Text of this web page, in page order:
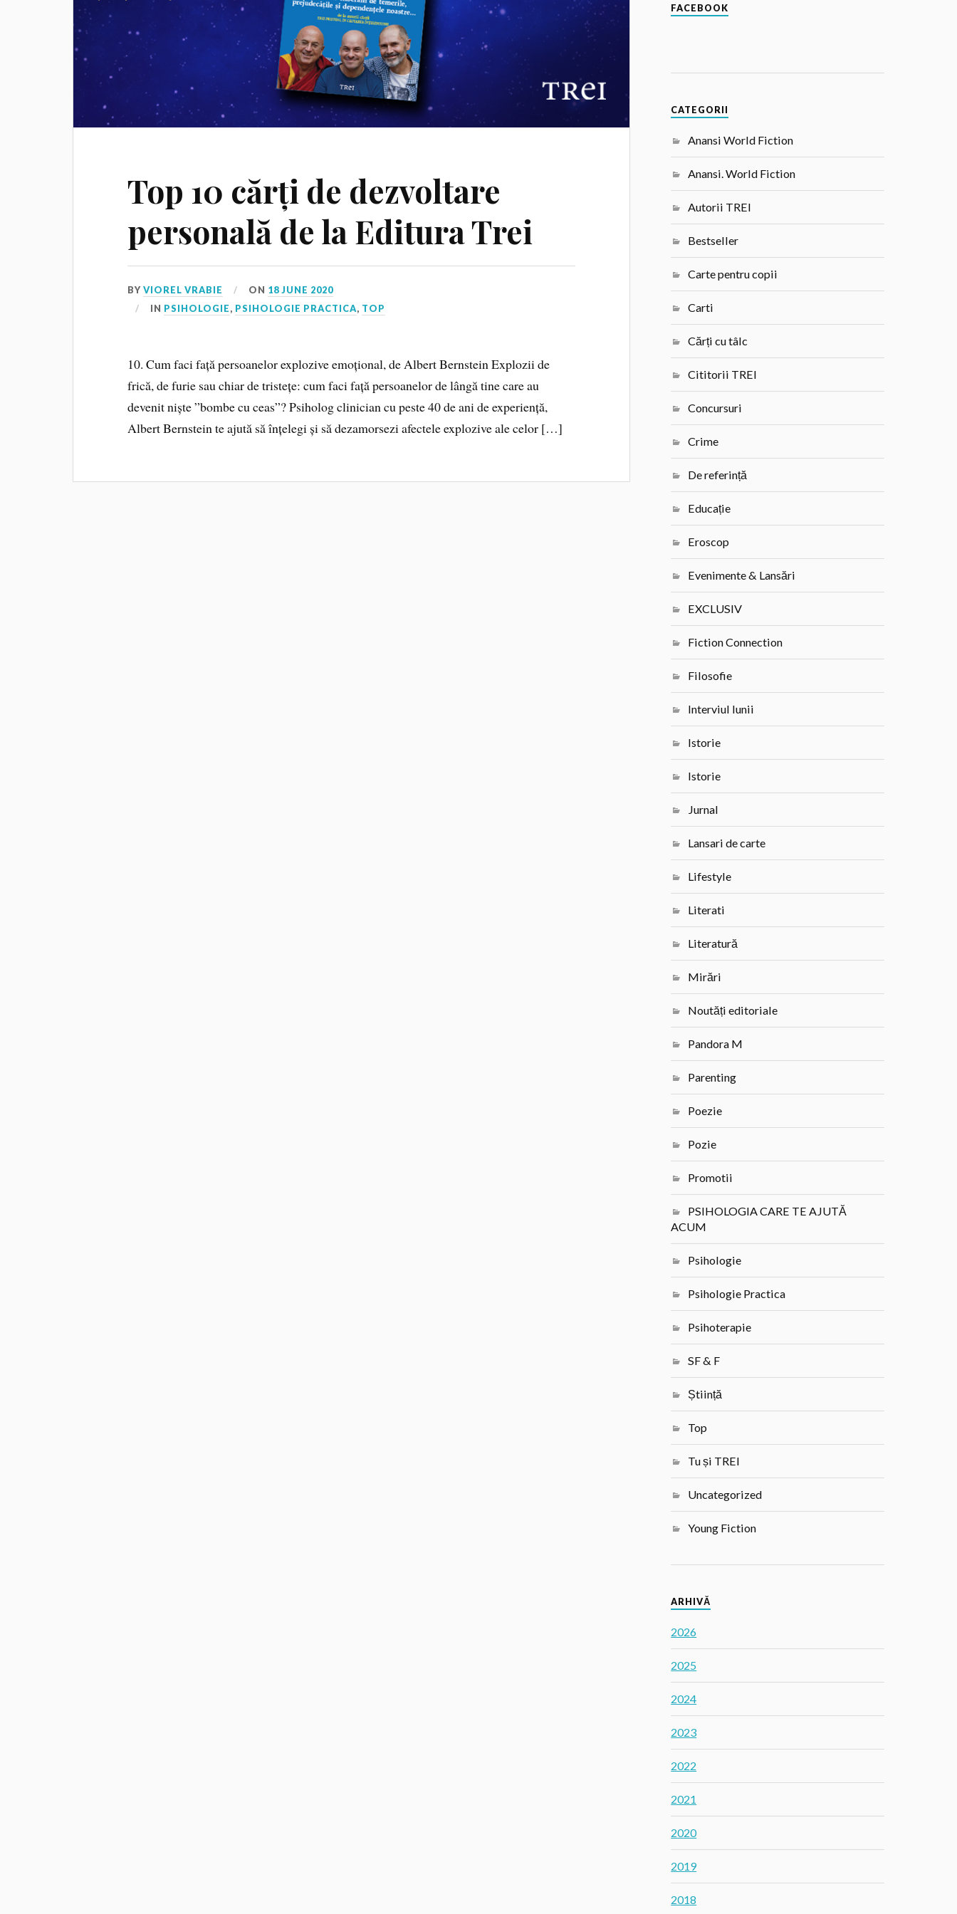
Top 10 cărți de dezvoltare
personală de la Editura Trei
BYVIOREL VRABIE ON 18 JUNE 2020
IN PSIHOLOGIE, PSIHOLOGIE PRACTICA, TOP
10. Cum faci față persoanelor explozive emoțional, de Albert Bernstein Explozii de
frică, de furie sau chiar de tristețe: cum faci față persoanelor de lângă tine care au
devenit niște ”bombe cu ceas”? Psiholog clinician cu peste 40 de ani de experiență,
Albert Bernstein te ajută să înțelegi și să dezamorsezi afectele explozive ale celor […]
FACEBOOK
CATEGORII
Anansi World Fiction
Anansi. World Fiction
Autorii TREI
Bestseller
Carte pentru copii
Carti
Cărți cu tâlc
Cititorii TREI
Concursuri
Crime
De referință
Educație
Eroscop
Evenimente & Lansări
EXCLUSIV
Fiction Connection
Filosofie
Interviul lunii
Istorie
Istorie
Jurnal
Lansari de carte
Lifestyle
Literati
Literatură
Mirări
Noutăți editoriale
Pandora M
Parenting
Poezie
Pozie
Promotii
PSIHOLOGIA CARE TE AJUTĂ
ACUM
Psihologie
Psihologie Practica
Psihoterapie
SF & F
Știință
Top
Tu și TREI
Uncategorized
Young Fiction
ARHIVĂ
2026
2025
2024
2023
2022
2021
2020
2019
2018